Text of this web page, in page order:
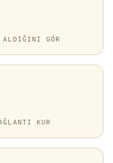
ALDIĞINI GÖR
KUR